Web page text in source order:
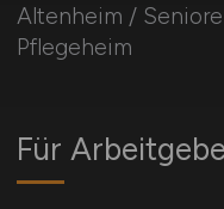
Altenheim /
Pflegeheim
Für